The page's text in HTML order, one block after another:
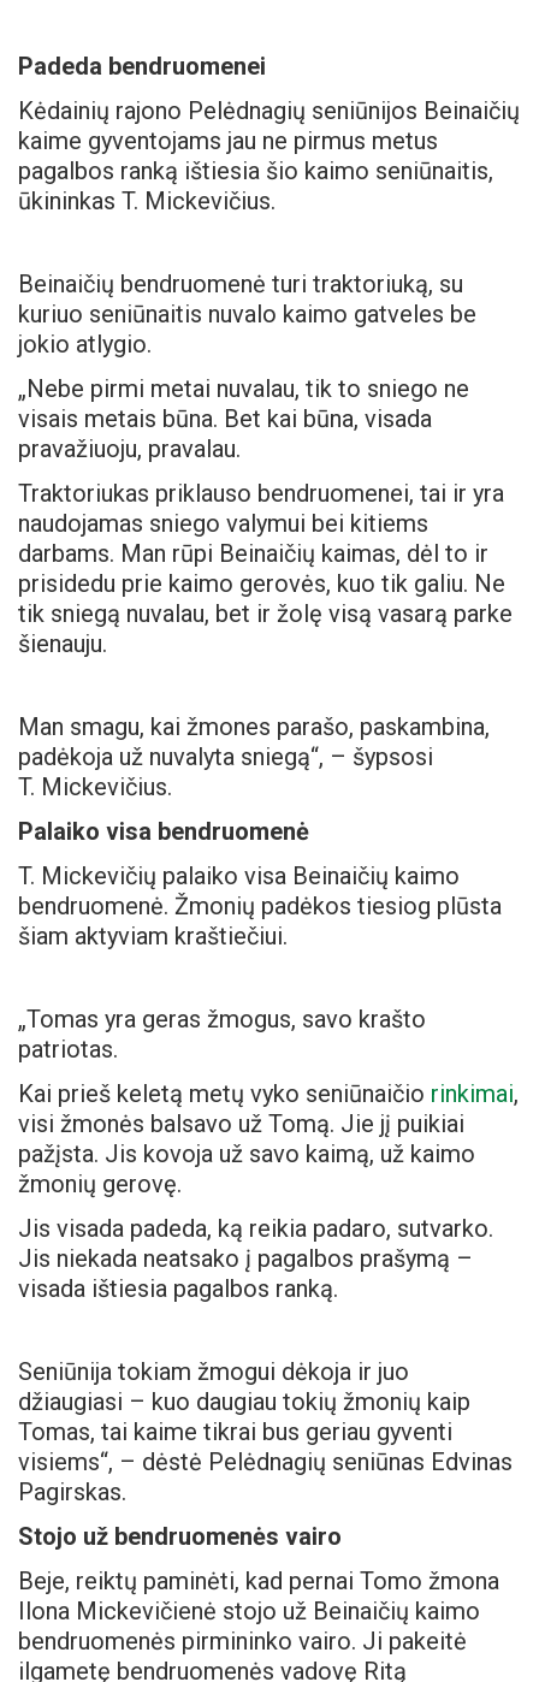
Padeda bendruomenei
Kėdainių rajono Pelėdnagių seniūnijos Beinaičių
kaime gyventojams jau ne pirmus metus
pagalbos ranką ištiesia šio kaimo seniūnaitis,
ūkininkas T. Mickevičius.
Beinaičių bendruomenė turi traktoriuką, su
kuriuo seniūnaitis nuvalo kaimo gatveles be
jokio atlygio.
„Nebe pirmi metai nuvalau, tik to sniego ne
visais metais būna. Bet kai būna, visada
pravažiuoju, pravalau.
Traktoriukas priklauso bendruomenei, tai ir yra
naudojamas sniego valymui bei kitiems
darbams. Man rūpi Beinaičių kaimas, dėl to ir
prisidedu prie kaimo gerovės, kuo tik galiu. Ne
tik sniegą nuvalau, bet ir žolę visą vasarą parke
šienauju.
Man smagu, kai žmones parašo, paskambina,
padėkoja už nuvalyta sniegą“, – šypsosi
T. Mickevičius.
Palaiko visa bendruomenė
T. Mickevičių palaiko visa Beinaičių kaimo
bendruomenė. Žmonių padėkos tiesiog plūsta
šiam aktyviam kraštiečiui.
„Tomas yra geras žmogus, savo krašto
patriotas.
Kai prieš keletą metų vyko seniūnaičio rinkimai,
visi žmonės balsavo už Tomą. Jie jį puikiai
pažįsta. Jis kovoja už savo kaimą, už kaimo
žmonių gerovę.
Jis visada padeda, ką reikia padaro, sutvarko.
Jis niekada neatsako į pagalbos prašymą –
visada ištiesia pagalbos ranką.
Seniūnija tokiam žmogui dėkoja ir juo
džiaugiasi – kuo daugiau tokių žmonių kaip
Tomas, tai kaime tikrai bus geriau gyventi
visiems“, – dėstė Pelėdnagių seniūnas Edvinas
Pagirskas.
Stojo už bendruomenės vairo
Beje, reiktų paminėti, kad pernai Tomo žmona
Ilona Mickevičienė stojo už Beinaičių kaimo
bendruomenės pirmininko vairo. Ji pakeitė
ilgametę bendruomenės vadovę Ritą